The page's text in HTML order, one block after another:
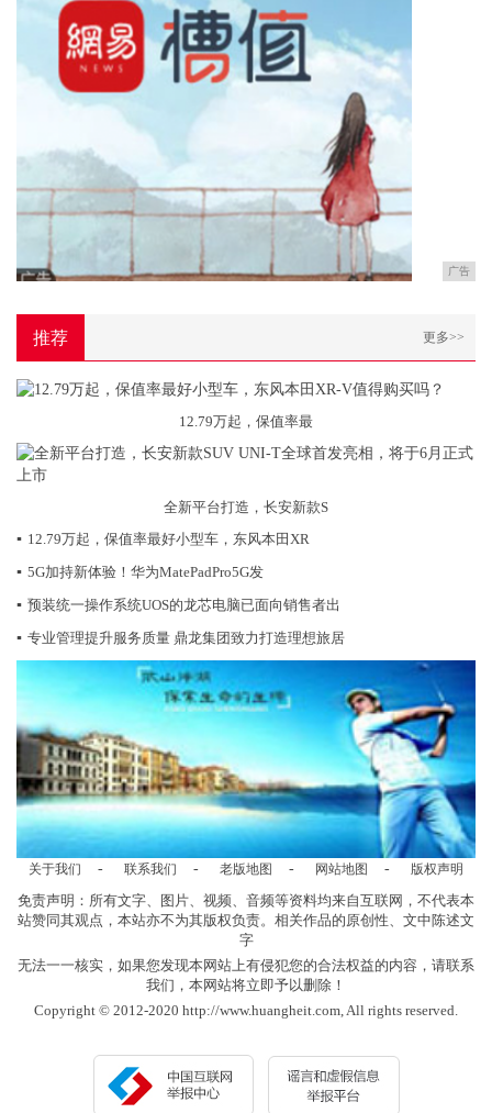
广告
推荐 更多>>
12.79万起，保值率最
全新平台打造，长安新款S
▪ 12.79万起，保值率最好小型车，东风本田XR
▪ 5G加持新体验！华为MatePadPro5G发
▪ 预装统一操作系统UOS的龙芯电脑已面向销售者出
▪ 专业管理提升服务质量 鼎龙集团致力打造理想旅居
关于我们 - 联系我们 - 老版地图 - 网站地图 - 版权声明
免责声明：所有文字、图片、视频、音频等资料均来自互联网，不代表本
站赞同其观点，本站亦不为其版权负责。相关作品的原创性、文中陈述文
字
无法一一核实，如果您发现本网站上有侵犯您的合法权益的内容，请联系
我们，本网站将立即予以删除！
Copyright © 2012-2020 http://www.huangheit.com, All rights reserved.